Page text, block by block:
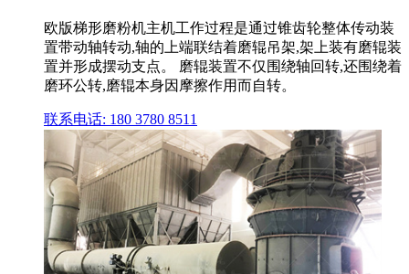
欧版梯形磨粉机主机工作过程是通过锥齿轮整体传动装
置带动轴转动,轴的上端联结着磨辊吊架,架上装有磨辊装
置并形成摆动支点。 磨辊装置不仅围绕轴回转,还围绕着
磨环公转,磨辊本身因摩擦作用而自转。
联系电话: 180 3780 8511